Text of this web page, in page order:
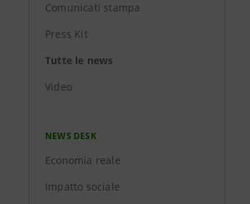
Comunicati stampa
Press Kit
Tutte le news
Video
NEWS DESK
Economia reale
Impatto sociale